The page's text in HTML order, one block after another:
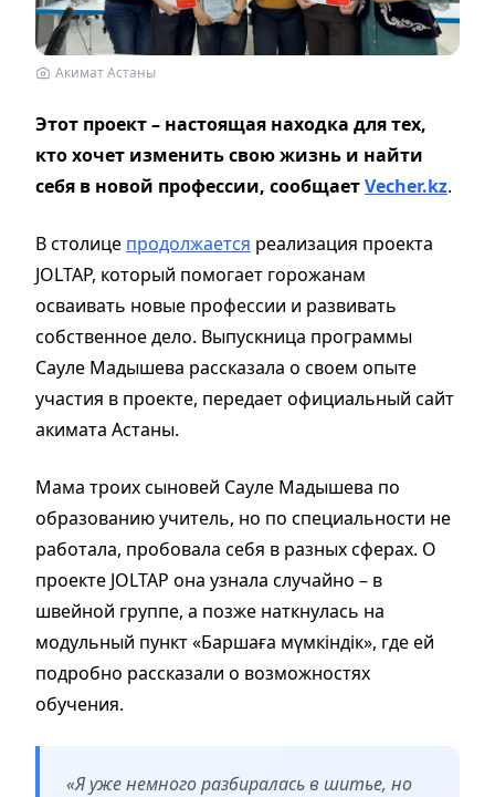
Акимат Астаны
Этот проект – настоящая находка для тех,
кто хочет изменить свою жизнь и найти
себя в новой профессии, сообщаетVecher.kz.
В столице продолжается реализация проекта
JOLTAP, который помогает горожанам
осваивать новые профессии и развивать
собственное дело. Выпускница программы
Сауле Мадышева рассказала о своем опыте
участия в проекте, передает официальный сайт
акимата Астаны.
Мама троих сыновей Сауле Мадышева по
образованию учитель, но по специальности не
работала, пробовала себя в разных сферах. О
проекте JOLTAP она узнала случайно – в
швейной группе, а позже наткнулась на
модульный пункт «Баршаға мүмкіндік», где ей
подробно рассказали о возможностях
обучения.
«Я уже немного разбиралась в шитье, но